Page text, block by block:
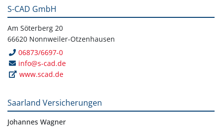
S-CAD GmbH
Am Söterberg 20
66620 Nonnweiler-Otzenhausen
06873/6697-0
info@s-cad.de
www.scad.de
Saarland Versicherungen
Johannes Wagner